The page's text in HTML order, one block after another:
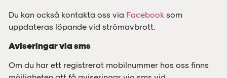
Du kan också kontakta oss via Facebook som
uppdateras löpande vid strömavbrott.
Aviseringar via sms
Om du har ett registrerat mobilnummer hos oss finns